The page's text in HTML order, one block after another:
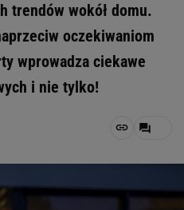
trendów wokół domu.
oczekiwaniom
wprowadza ciekawe
i nie tylko!